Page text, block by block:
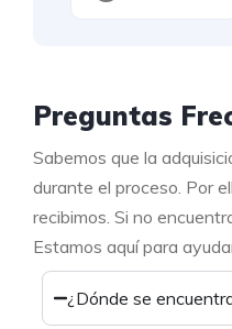
Preguntas
Sabemos que la
durante el proceso. Por
recibimos. Si no
Estamos aquí para
¿Dónde se